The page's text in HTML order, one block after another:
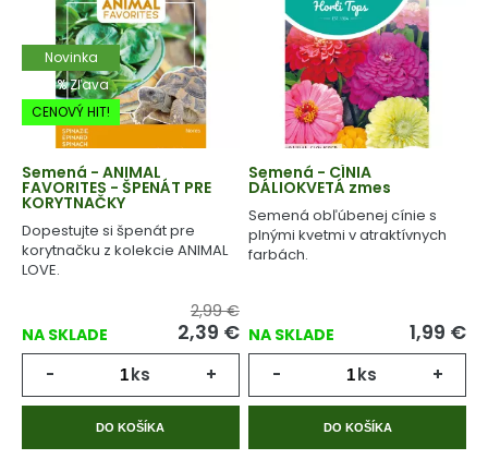
Novinka
-20% Zľava
CENOVÝ HIT!
Semená - ANIMAL
FAVORITES - ŠPENÁT PRE
KORYTNAČKY
Dopestujte si špenát pre
korytnačku z kolekcie ANIMAL
LOVE.
NA SKLADE
2,99 €
2,39 €
- ks +
DO KOŠÍKA
Semená - CÍNIA
DÁLIOKVETÁ zmes
Semená obľúbenej cínie s
plnými kvetmi v atraktívnych
farbách.
NA SKLADE 1,99 €
- ks +
DO KOŠÍKA